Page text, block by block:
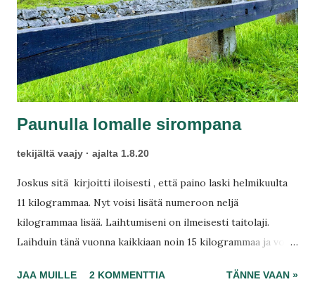
Paunulla lomalle sirompana
tekijältä vaajy ajalta 1.8.20
Joskus sitä kirjoitti iloisesti , että paino laski helmikuulta
11 kilogrammaa. Nyt voisi lisätä numeroon neljä
kilogrammaa lisää. Laihtumiseni on ilmeisesti taitolaji.
Laihduin tänä vuonna kaikkiaan noin 15 kilogrammaa ja voin
Itsevarmuuteni on ilmeisesti vain kohentunut ja samalla
JAA MUILLE 2 KOMMENTTIA TÄNNE VAAN »